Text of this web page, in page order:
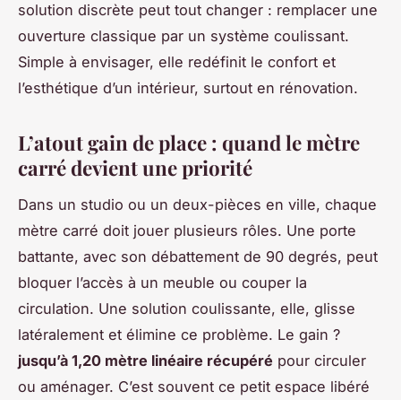
solution discrète peut tout changer : remplacer une
ouverture classique par un système coulissant.
Simple à envisager, elle redéfinit le confort et
l’esthétique d’un intérieur, surtout en rénovation.
L’atout gain de place : quand le mètre
carré devient une priorité
Dans un studio ou un deux-pièces en ville, chaque
mètre carré doit jouer plusieurs rôles. Une porte
battante, avec son débattement de 90 degrés, peut
bloquer l’accès à un meuble ou couper la
circulation. Une solution coulissante, elle, glisse
latéralement et élimine ce problème. Le gain ?
jusqu’à 1,20 mètre linéaire récupéré pour circuler
ou aménager. C’est souvent ce petit espace libéré